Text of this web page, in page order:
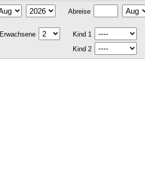
Abreise
Erwachsene
Kind 1
Kind 2